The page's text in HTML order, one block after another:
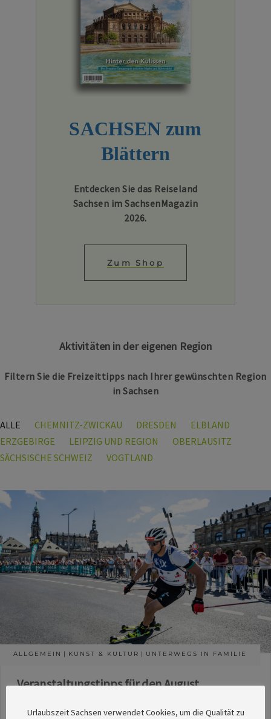
SACHSEN zum
Blättern
Entdecken Sie das Reiseland
Sachsen im SachsenMagazin
2026.
Zum Shop
Aktivitäten in der eigenen Region
Filtern Sie die Freizeittipps nach Ihrer gewünschten Region
in Sachsen
ALLE CHEMNITZ-ZWICKAU DRESDEN
ELBLAND
ERZGEBIRGE
LEIPZIG UND REGION
OBERLAUSITZ
SÄCHSISCHE SCHWEIZ
VOGTLAND
ALLGEMEIN KUNST & KULTUR UNTERWEGS IN FAMILIE
Veranstaltungstipps für den August
Urlaubszeit Sachsen verwendet Cookies, um die Qualität zu